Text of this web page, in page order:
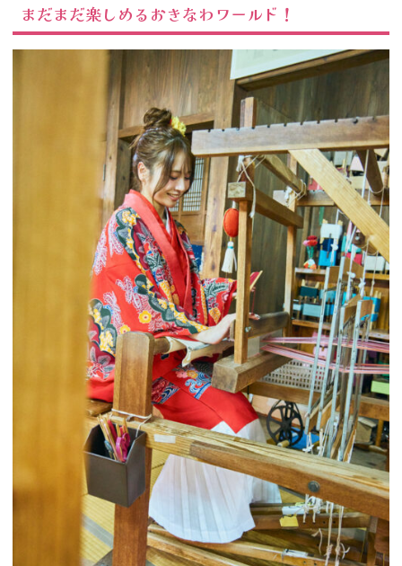
まだまだ楽しめるおきなわワールド！